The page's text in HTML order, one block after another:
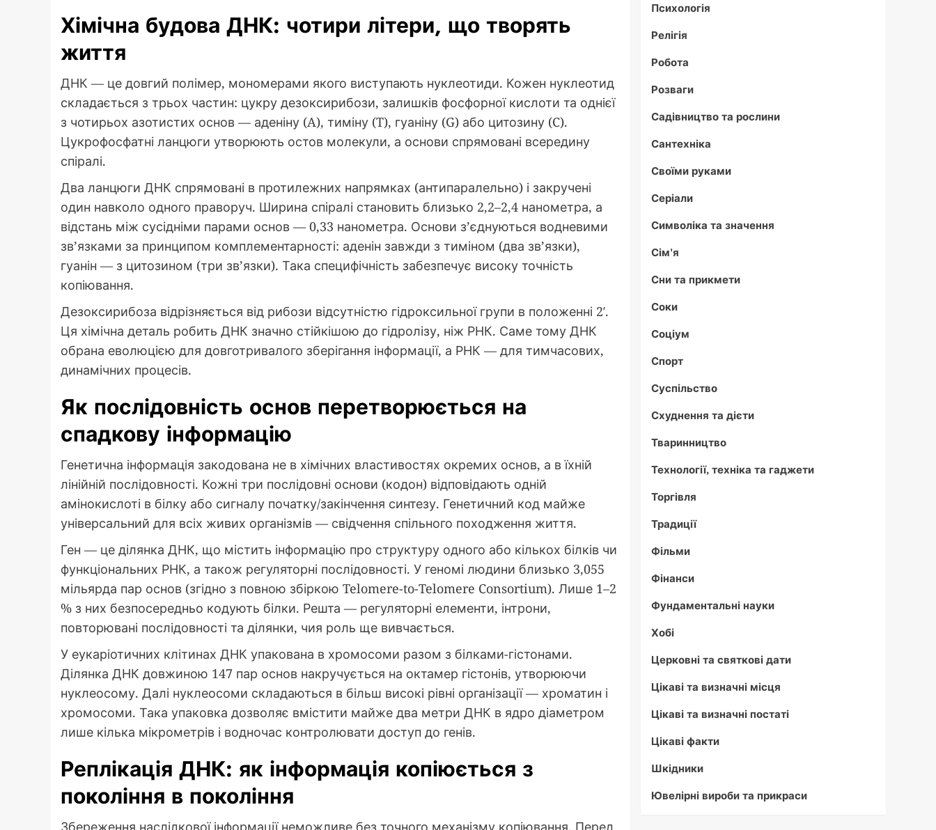
Хімічна будова ДНК: чотири літери, що творять
життя
ДНК — це довгий полімер, мономерами якого виступають нуклеотиди. Кожен нуклеотид
складається з трьох частин: цукру дезоксирибози, залишків фосфорної кислоти та однієї
з чотирьох азотистих основ — аденіну (A), тиміну (T), гуаніну (G) або цитозину (C).
Цукрофосфатні ланцюги утворюють остов молекули, а основи спрямовані всередину
спіралі.
Два ланцюги ДНК спрямовані в протилежних напрямках (антипаралельно) і закручені
один навколо одного праворуч. Ширина спіралі становить близько 2,2–2,4 нанометра, а
відстань між сусідніми парами основ — 0,33 нанометра. Основи з’єднуються водневими
зв’язками за принципом комплементарності: аденін завжди з тиміном (два зв’язки),
гуанін — з цитозином (три зв’язки). Така специфічність забезпечує високу точність
копіювання.
Дезоксирибоза відрізняється від рибози відсутністю гідроксильної групи в положенні 2′.
Ця хімічна деталь робить ДНК значно стійкішою до гідролізу, ніж РНК. Саме тому ДНК
обрана еволюцією для довготривалого зберігання інформації, а РНК — для тимчасових,
динамічних процесів.
Як послідовність основ перетворюється на
спадкову інформацію
Генетична інформація закодована не в хімічних властивостях окремих основ, а в їхній
лінійній послідовності. Кожні три послідовні основи (кодон) відповідають одній
амінокислоті в білку або сигналу початку/закінчення синтезу. Генетичний код майже
універсальний для всіх живих організмів — свідчення спільного походження життя.
Ген — це ділянка ДНК, що містить інформацію про структуру одного або кількох білків чи
функціональних РНК, а також регуляторні послідовності. У геномі людини близько 3,055
мільярда пар основ (згідно з повною збіркою Telomere-to-Telomere Consortium). Лише 1–2
% з них безпосередньо кодують білки. Решта — регуляторні елементи, інтрони,
повторювані послідовності та ділянки, чия роль ще вивчається.
У еукаріотичних клітинах ДНК упакована в хромосоми разом з білками-гістонами.
Ділянка ДНК довжиною 147 пар основ накручується на октамер гістонів, утворюючи
нуклеосому. Далі нуклеосоми складаються в більш високі рівні організації — хроматин і
хромосоми. Така упаковка дозволяє вмістити майже два метри ДНК в ядро діаметром
лише кілька мікрометрів і водночас контролювати доступ до генів.
Реплікація ДНК: як інформація копіюється з
покоління в покоління
Психологія
Релігія
Робота
Розваги
Садівництво та рослини
Сантехніка
Своїми руками
Серіали
Символіка та значення
Сім'я
Сни та прикмети
Соки
Соціум
Спорт
Суспільство
Схуднення та дієти
Тваринництво
Технології, техніка та гаджети
Торгівля
Традиції
Фільми
Фінанси
Фундаментальні науки
Хобі
Церковні та святкові дати
Цікаві та визначні місця
Цікаві та визначні постаті
Цікаві факти
Шкідники
Ювелірні вироби та прикраси